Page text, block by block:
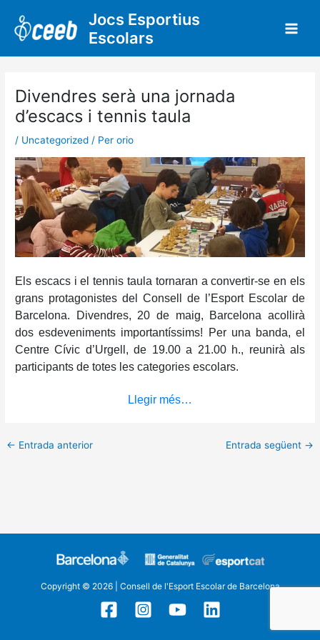
contingut
Jocs Esportius
Escolars
Divendres serà una jornada
d’escacs i tennis taula
/ Uncategorized / Per orio
Els escacs i el tennis taula tornaran a convertir-se en els
grans protagonistes del Consell de l’Esport Escolar de
Barcelona. Divendres, 20 de maig, Barcelona acollirà
dos esdeveniments importantíssims! Per una banda, el
Centre Cívic d’Urgell, de 19.00 a 21.00 h., reunirà als
participants de totes les categories escolars.
Llegir més…
← Entrada anterior Entrada següent →
Copyright © 2026 | Consell de l'Esport Escolar de Barcelona